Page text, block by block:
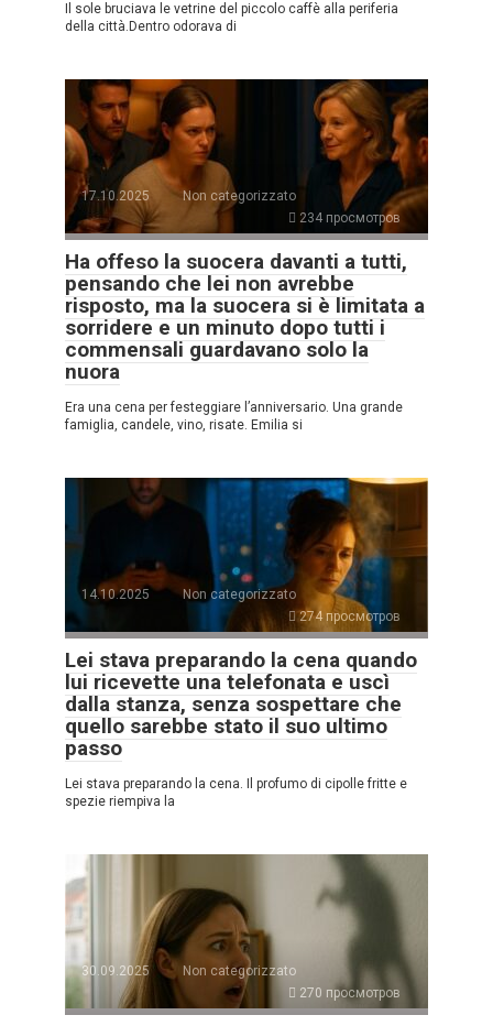
Il sole bruciava le vetrine del piccolo caffè alla periferia
della città.Dentro odorava di
17.10.2025
Non categorizzato
234 просмотров
Ha offeso la suocera davanti a tutti,
pensando che lei non avrebbe
risposto, ma la suocera si è limitata a
sorridere e un minuto dopo tutti i
commensali guardavano solo la
nuora
Era una cena per festeggiare l’anniversario. Una grande
famiglia, candele, vino, risate. Emilia si
14.10.2025
Non categorizzato
274 просмотров
Lei stava preparando la cena quando
lui ricevette una telefonata e uscì
dalla stanza, senza sospettare che
quello sarebbe stato il suo ultimo
passo
Lei stava preparando la cena. Il profumo di cipolle fritte e
spezie riempiva la
30.09.2025
Non categorizzato
270 просмотров